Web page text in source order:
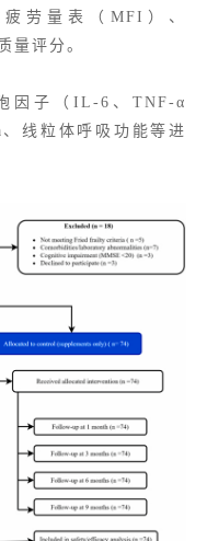
劳量表（MFI）、
量评分。
因子（IL-6、TNF-α
、线粒体呼吸功能等进